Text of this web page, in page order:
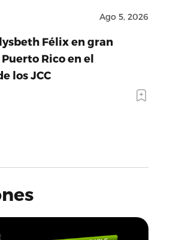
Ago 5, 2026
Félix en gran
Rico en el
los JCC